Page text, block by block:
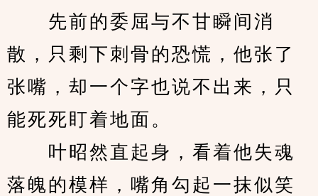
先前的委屈与不甘瞬间消
散，只剩下刺骨的恐慌，他张了
张嘴，却一个字也说不出来，只
能死死盯着地面。
叶昭然直起身，看着他失魂
落魄的模样，嘴角勾起一抹似笑